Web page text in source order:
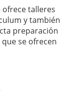
talleres
y también
preparación
se ofrecen